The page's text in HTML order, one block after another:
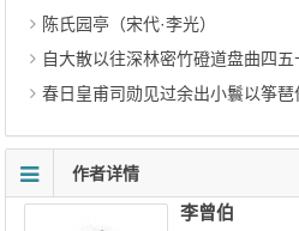
陈氏园亭（宋代·李光）
自大散以往深林密竹磴道盘曲四五十里至黄牛
春日皇甫司勋见过余出小鬟以筝琶侑觞司勋为赋三绝句
作者详情
李曾伯